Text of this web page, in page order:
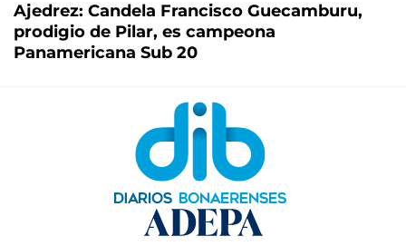
Ajedrez: Candela Francisco Guecamburu,
prodigio de Pilar, es campeona
Panamericana Sub 20